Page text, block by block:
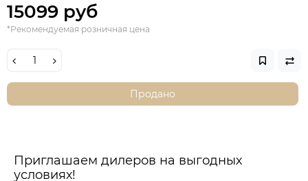
15099 руб
*Рекомендуемая розничная цена
Продано
Приглашаем дилеров на выгодных
условиях!